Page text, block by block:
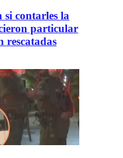
si contarles la
particular
rescatadas